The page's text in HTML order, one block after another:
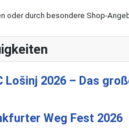
oder durch besondere Shop-
Lošinj 2026 – Das
Weg Fest 2026